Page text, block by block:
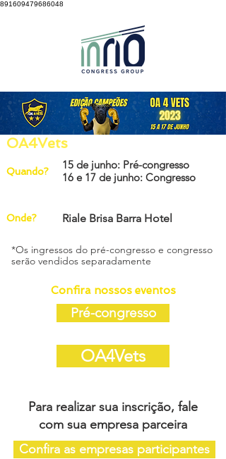
891609479686048
OA4Vets
Quando?
15 de junho: Pré-congresso
16 e 17 de junho: Congresso
Onde? Riale Brisa Barra Hotel
*Os ingressos do pré-congresso e congresso
serão vendidos separadamente
Confira nossos eventos
Pré-congresso
OA4Vets
Para realizar sua inscrição, fale
com sua empresa parceira
Confira as empresas participantes